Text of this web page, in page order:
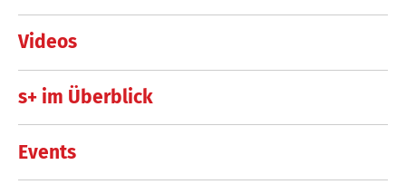
Videos
s+ im Überblick
Events